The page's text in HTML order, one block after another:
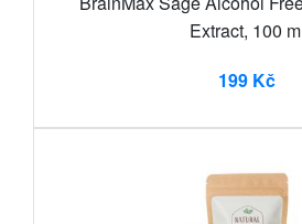
Extract, 100
199 Kč